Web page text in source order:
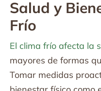
Salud y
Frío
El clima frío afecta la
mayores de formas
Tomar medidas